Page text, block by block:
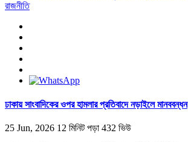
রাজনীতি
ঢাকায় সাংবাদিকের ওপর হামলার প্রতিবাদে নড়াইলে মানববন্ধন
25 Jun, 2026 12 মিনিট পড়া 432 ভিউ